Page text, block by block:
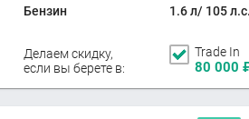
Бензин
1.6 л/ 105 л.с.
Делаем скидку,
если вы берете в:
Trade In
80 000